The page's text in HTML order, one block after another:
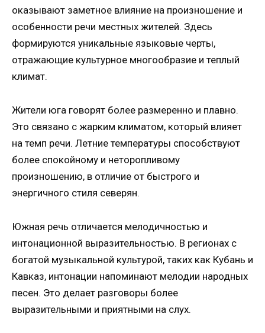
оказывают заметное влияние на произношение и
особенности речи местных жителей. Здесь
формируются уникальные языковые черты,
отражающие культурное многообразие и теплый
климат.
Жители юга говорят более размеренно и плавно.
Это связано с жарким климатом, который влияет
на темп речи. Летние температуры способствуют
более спокойному и неторопливому
произношению, в отличие от быстрого и
энергичного стиля северян.
Южная речь отличается мелодичностью и
интонационной выразительностью. В регионах с
богатой музыкальной культурой, таких как Кубань и
Кавказ, интонации напоминают мелодии народных
песен. Это делает разговоры более
выразительными и приятными на слух.